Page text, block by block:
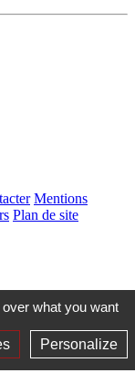
Mentions
Plan de site
what you want
Personalize